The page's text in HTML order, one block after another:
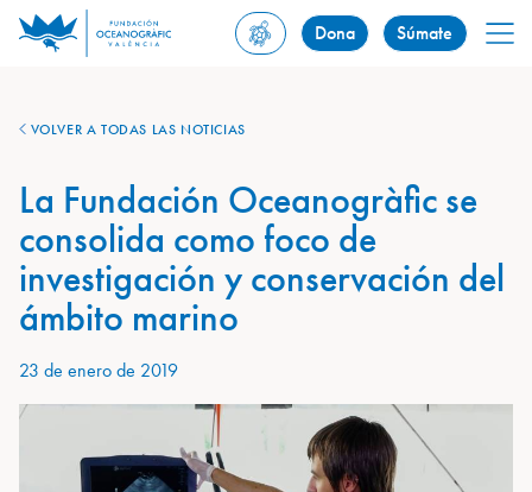
Dona Súmate
VOLVER A TODAS LAS NOTICIAS
La Fundación Oceanogràfic se
consolida como foco de
investigación y conservación del
ámbito marino
23 de enero de 2019